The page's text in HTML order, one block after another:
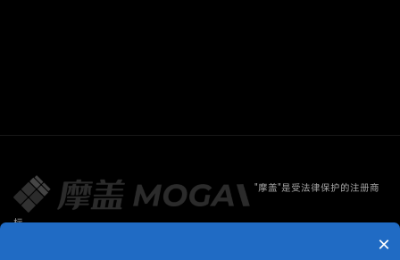
"摩盖"是受法律保护的注册商
标
×